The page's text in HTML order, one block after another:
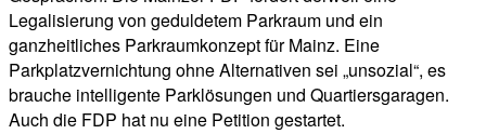
Legalisierung von geduldetem Parkraum und ein
ganzheitliches Parkraumkonzept für Mainz. Eine
Parkplatzvernichtung ohne Alternativen sei „unsozial“, es
brauche intelligente Parklösungen und Quartiersgaragen.
Auch die FDP hat nu eine Petition gestartet.